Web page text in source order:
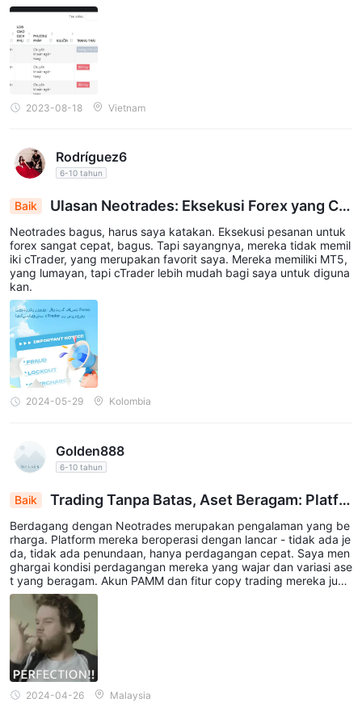
2023-08-18 Vietnam
Rodríguez6
6-10 tahun
Baik
Ulasan Neotrades: Eksekusi Forex yang Ce
pat, Tidak Memiliki Platform cTrader Favorit Saya
Neotrades bagus, harus saya katakan. Eksekusi pesanan untuk
forex sangat cepat, bagus. Tapi sayangnya, mereka tidak memil
iki cTrader, yang merupakan favorit saya. Mereka memiliki MT5,
yang lumayan, tapi cTrader lebih mudah bagi saya untuk diguna
kan.
2024-05-29 Kolombia
Golden888
6-10 tahun
Baik
Trading Tanpa Batas, Aset Beragam: Platfo
rm Neotrades Bersinar
Berdagang dengan Neotrades merupakan pengalaman yang be
rharga. Platform mereka beroperasi dengan lancar - tidak ada je
da, tidak ada penundaan, hanya perdagangan cepat. Saya men
ghargai kondisi perdagangan mereka yang wajar dan variasi ase
t yang beragam. Akun PAMM dan fitur copy trading mereka juga
cukup bermanfaat. Sempurna!
2024-04-26 Malaysia